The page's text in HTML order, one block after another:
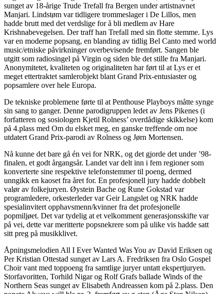
sunget av 18-årige Trude Trefall fra Bergen under artistnavnet
Manjari. Lindstøm var tidligere trommeslager i De Lillos, men
hadde brutt med det verdslige for å bli medlem av Hare
Krishnabevegelsen. Der traff han Trefall med sin flotte stemme. Lys
var en moderne popsang, en blanding av tidlig Bel Canto med world
music/etniske påvirkninger overbevisende fremført. Sangen ble
utgitt som radiosingel på Virgin og siden ble det stille fra Manjari.
Anonymitetet, kvaliteten og originaliteten har ført til at Lys er et
meget ettertraktet samlerobjekt blant Grand Prix-entusiaster og
popsamlere over hele Europa.
De tekniske problemene førte til at Penthouse Playboys måtte synge
sin sang to ganger. Denne parodigruppen ledet av Jens Pikenes (i
forfatteren og sosiologen Kjetil Rolness’ overdådige skikkelse) kom
på 4.plass med Om du elsket meg, en ganske treffende om noe
utdatert Grand Prix-parodi av Rolness og Jørn Mortensen.
Nå kunne det bare gå én vei for NRK, og det gjorde det under ’98-
finalen, et godt årgangsår. Landet var delt inn i fem regioner som
konverterte sine respektive telefonstemmer til poeng, dermed
unngikk en kaoset fra året for. En profesjonell jury hadde dobbelt
valør av folkejuryen. Øystein Bache og Rune Gokstad var
programledere, orkesterleder var Geir Langslet og NRK hadde
spesialinvitert opphavsmenn/kvinner fra det profesjonelle
popmiljøet. Det var tydelig at et velkomment generasjonsskifte var
på vei, dette var meritterte popsnekrere som på ulike vis hadde satt
sitt preg på musikklivet.
Åpningsmelodien All I Ever Wanted Was You av David Eriksen og
Per Kristian Ottestad sunget av Lars A. Fredriksen fra Oslo Gospel
Choir vant med toppoeng fra samtlige juryer untatt ekspertjuryen.
Storfavoritten, Torhild Nigar og Rolf Grafs ballade Winds of the
Northern Seas sunget av Elisabeth Andreassen kom på 2.plass. Den